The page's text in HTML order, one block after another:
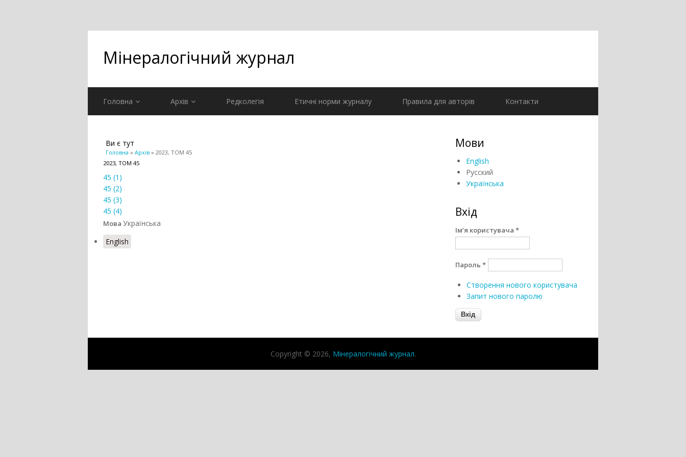
Мінералогічний журнал
Головна Архів Редколегія Етичні норми журналу Правила для авторів Контакти
Ви є тут
Головна » Архів » 2023, ТОМ 45
2023, ТОМ 45
45 (1)
45 (2)
45 (3)
45 (4)
Мова Українська
English
Мови
English
Русский
Українська
Вхід
Ім’я користувача *
Пароль *
Створення нового користувача
Запит нового паролю
Copyright © 2026, Мінералогічний журнал.